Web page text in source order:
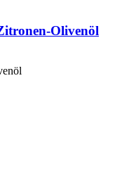
​Olivenöl